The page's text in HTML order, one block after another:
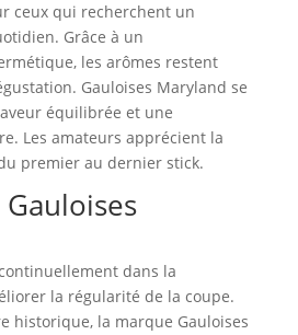
ceux qui recherchent un
Grâce à un
les arômes restent
Gauloises Maryland se
équilibrée et une
Les amateurs apprécient la
premier au dernier stick.
dans la
la régularité de la coupe.
historique, la marque Gauloises